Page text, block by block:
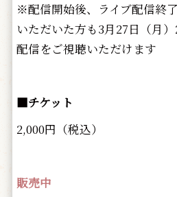
※配信開始後、ライブ配信終
いただいた方も3月27日（月
配信をご視聴いただけます
■チケット
2,000円（税込）
販売中